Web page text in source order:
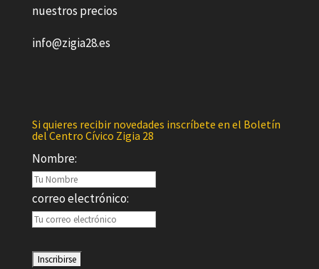
nuestros precios
info@zigia28.es
Si quieres recibir novedades inscríbete en el Boletín
del Centro Cívico Zigia 28
Nombre:
correo electrónico: